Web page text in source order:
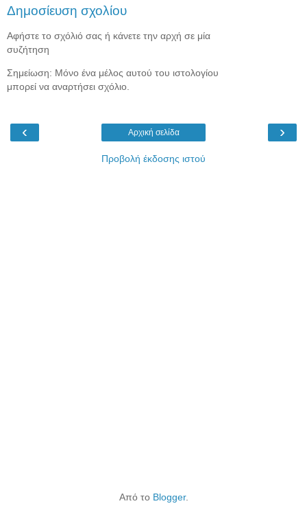
Δημοσίευση σχολίου
Αφήστε το σχόλιό σας ή κάνετε την αρχή σε μία
συζήτηση
Σημείωση: Μόνο ένα μέλος αυτού του ιστολογίου
μπορεί να αναρτήσει σχόλιο.
‹ ›
Αρχική σελίδα
Προβολή έκδοσης ιστού
Από το Blogger.